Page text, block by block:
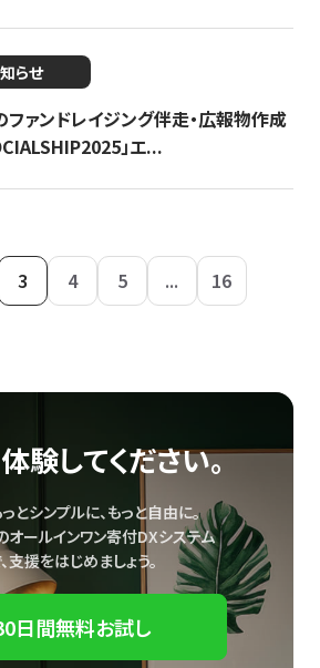
らせ
ァンドレイジング伴走・広報物作成
」エ...
3 4 5 ... 16
験してください。
とシンプルに、もっと自由に。
ールインワン寄付DXシステム
支援をはじめましょう。
日間無料お試し